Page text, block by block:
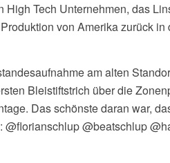
High Tech Unternehmen, das
von Amerika zurück in
am alten
Bleistiftstrich über die
Das schönste daran war,
@florianschlup @beatschlup